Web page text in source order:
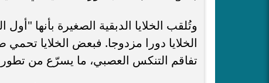
وتُلقب الخلايا الدبقية الصغيرة بأنها
الخلايا دورا مزدوجا. فبعض الخلايا
تفاقم التنكس العصبي، ما يسرّع من تطور